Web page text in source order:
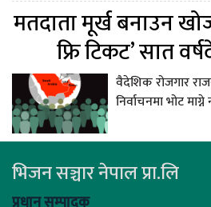
मतदाता मूर्ख बनाउन
फ्रि टिकट’ सात
वैदेशिक रोजगार
निर्वाचनमा भोट
भिजन सञ्चार नेपाल प्रा.लि